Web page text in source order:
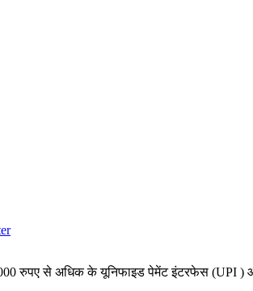
रुपए से अधिक के यूनिफाइड पेमेंट इंटरफेस (UPI )